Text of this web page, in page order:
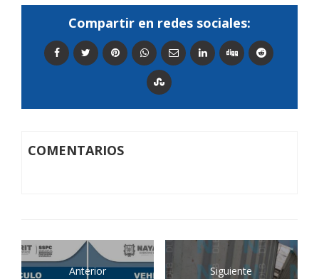
Compartir en redes sociales:
COMENTARIOS
Anterior Siguiente